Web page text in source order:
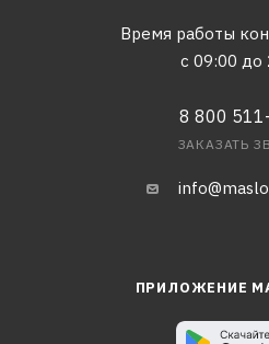
Время работы
с 09:00 до
8 800
ЗАКАЗАТЬ
ПРИЛОЖЕНИЕ